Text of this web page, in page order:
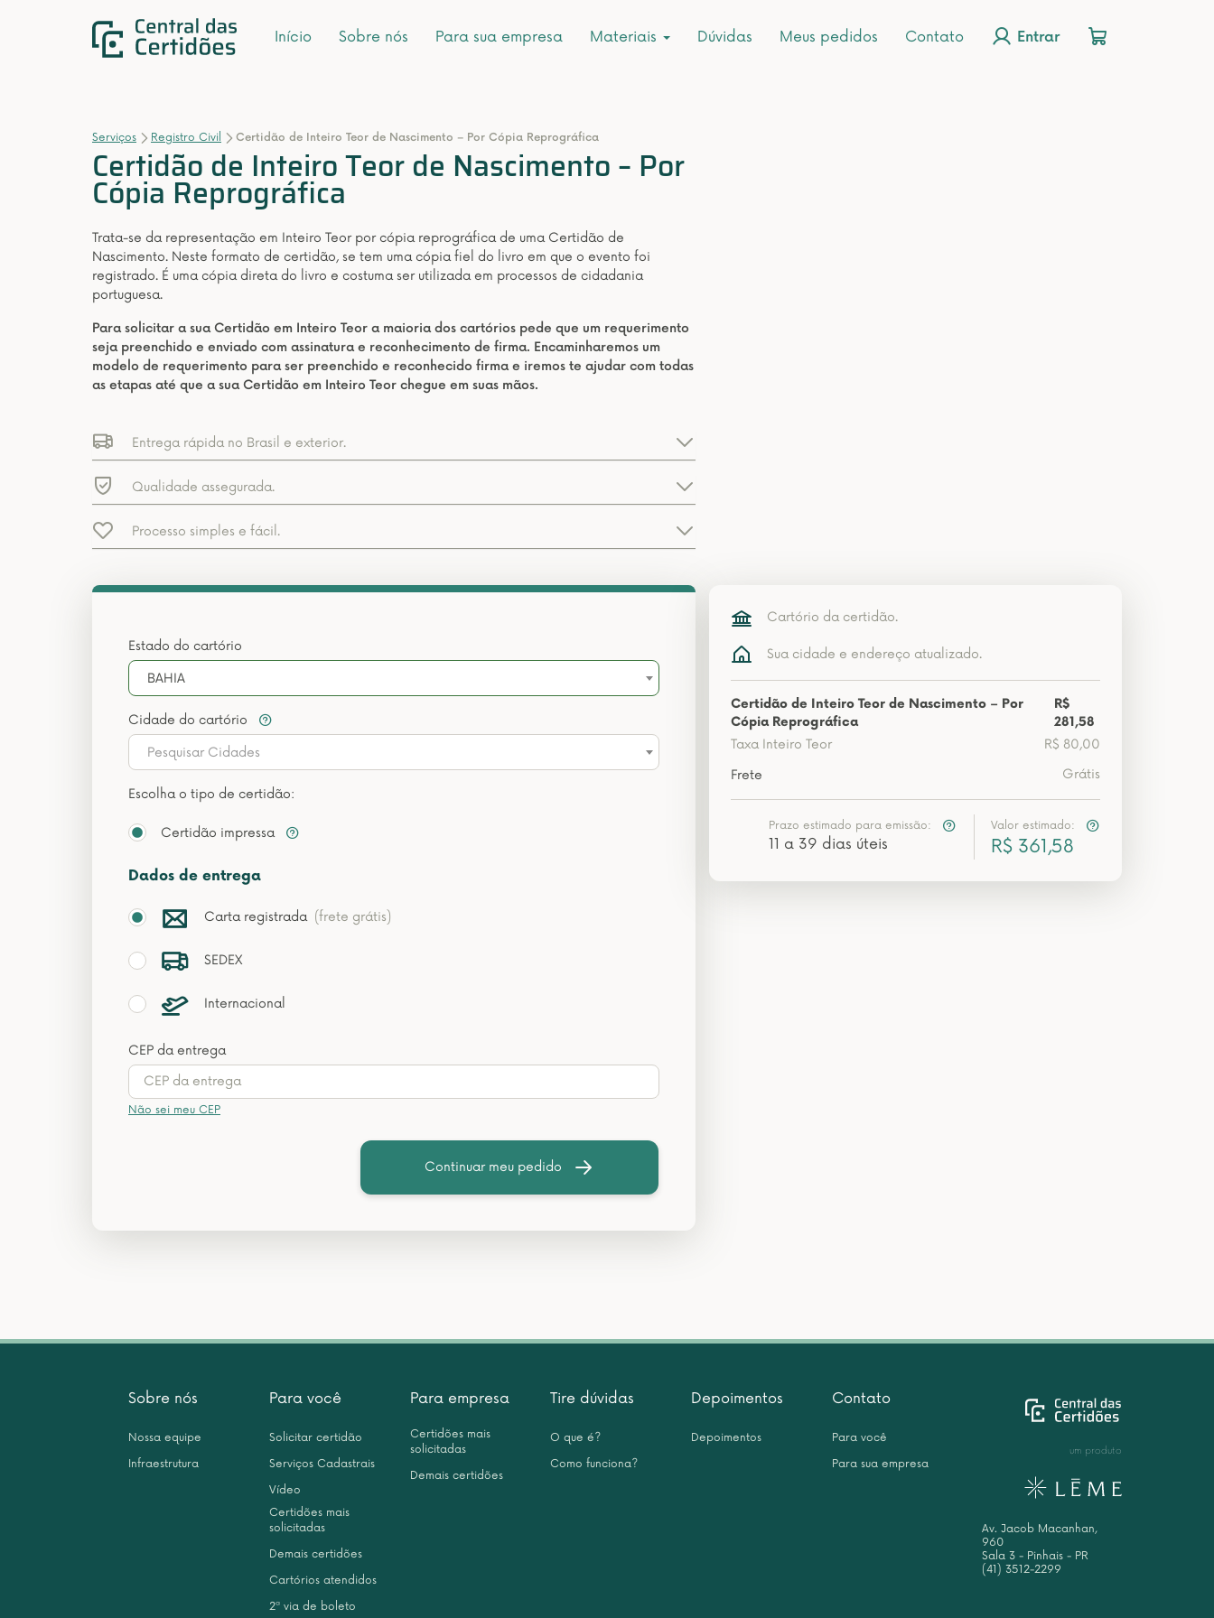
Início Sobre nós Para sua empresa Materiais Dúvidas Meus pedidos Contato Entrar
Serviços Registro Civil Certidão de Inteiro Teor de Nascimento – Por Cópia Reprográfica
Certidão de Inteiro Teor de Nascimento – Por
Cópia Reprográfica
Trata-se da representação em Inteiro Teor por cópia reprográfica de uma Certidão de
Nascimento. Neste formato de certidão, se tem uma cópia fiel do livro em que o evento foi
registrado. É uma cópia direta do livro e costuma ser utilizada em processos de cidadania
portuguesa.
Para solicitar a sua Certidão em Inteiro Teor a maioria dos cartórios pede que um requerimento
seja preenchido e enviado com assinatura e reconhecimento de firma. Encaminharemos um
modelo de requerimento para ser preenchido e reconhecido firma e iremos te ajudar com todas
as etapas até que a sua Certidão em Inteiro Teor chegue em suas mãos.
Entrega rápida no Brasil e exterior.
Qualidade assegurada.
Processo simples e fácil.
Estado do cartório
BAHIA
Cidade do cartório
Pesquisar Cidades
Escolha o tipo de certidão:
Certidão impressa
Dados de entrega
Carta registrada (frete grátis)
SEDEX
Internacional
CEP da entrega
Não sei meu CEP
Continuar meu pedido
Cartório da certidão.
Sua cidade e endereço atualizado.
Certidão de Inteiro Teor de Nascimento – Por
Cópia Reprográfica
R$
281,58
Taxa Inteiro Teor
R$ 80,00
Frete
Grátis
Prazo estimado para emissão:
11 a 39 dias úteis
Valor estimado:
R$ 361,58
Sobre nós
Nossa equipe
Infraestrutura
Para você
Solicitar certidão
Serviços Cadastrais
Vídeo
Certidões mais
solicitadas
Demais certidões
Cartórios atendidos
2ª via de boleto
Para empresa
Certidões mais
solicitadas
Demais certidões
Tire dúvidas
O que é?
Como funciona?
Depoimentos
Depoimentos
Contato
Para você
Para sua empresa
um produto
Av. Jacob Macanhan,
960
Sala 3 - Pinhais - PR
(41) 3512-2299